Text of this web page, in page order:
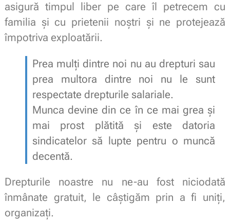
asigură timpul liber pe care îl petrecem cu
familia și cu prietenii noștri și ne protejează
împotriva exploatării.
Prea mulți dintre noi nu au drepturi sau
prea multora dintre noi nu le sunt
respectate drepturile salariale.
Munca devine din ce în ce mai grea și
mai prost plătită și este datoria
sindicatelor să lupte pentru o muncă
decentă.
Drepturile noastre nu ne-au fost niciodată
înmânate gratuit, le câștigăm prin a fi uniți,
organizați.